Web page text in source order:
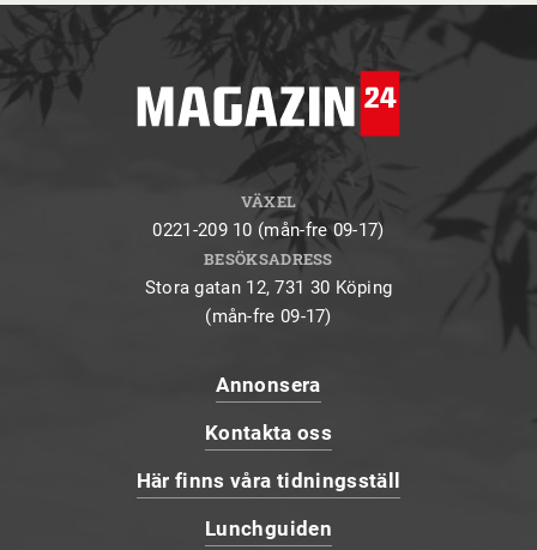
VÄXEL
0221-209 10 (mån-fre 09-17)
BESÖKSADRESS
Stora gatan 12, 731 30 Köping
(mån-fre 09-17)
Annonsera
Kontakta oss
Här finns våra tidningsställ
Lunchguiden